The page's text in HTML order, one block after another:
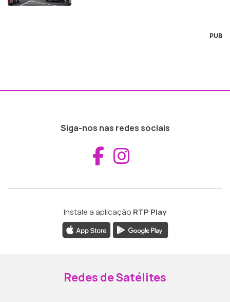
PUB
Siga-nos nas redes sociais
Aceder ao
Instale a aplicação RTP Play
Redes de Satélites